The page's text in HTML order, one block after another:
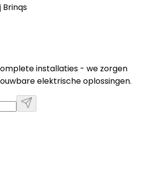
Brinqs
installaties - we zorgen
elektrische oplossingen.